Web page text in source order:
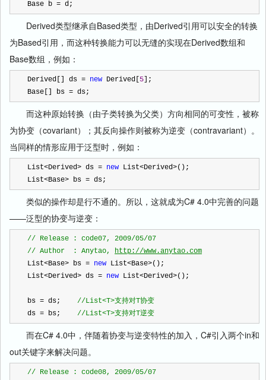
Base b = d;
Derived类型继承自Based类型，由Derived引用可以安全的转换
为Based引用，而这种转换能力可以无缝的实现在Derived数组和
Base数组，例如：
Derived[] ds = new Derived[ 5 ];
Base[] bs = ds;
而这种原始转换（由子类转换为父类）方向相同的可变性，被称
为协变（covariant）；其反向操作则被称为逆变（contravariant）。
当同样的情形应用于泛型时，例如：
List<Derived> ds = new List<Derived>();
List<Base> bs = ds;
类似的操作却是行不通的。所以，这就成为C# 4.0中完善的问题
——泛型的协变与逆变：
// Release : code07, 2009/05/07
// Author  : Anytao, http://www.anytao.com
List<Base> bs = new List<Base>();
List<Derived> ds = new List<Derived>();
bs = ds; //List<T>支持对T协变
ds = bs; //List<T>支持对T逆变
而在C# 4.0中，伴随着协变与逆变特性的加入，C#引入两个in和
out关键字来解决问题。
// Release : code08, 2009/05/07